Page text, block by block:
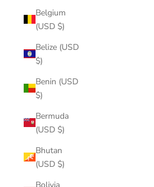
Belgium
(USD $)
Belize (USD
$)
Benin (USD
$)
Bermuda
(USD $)
Bhutan
(USD $)